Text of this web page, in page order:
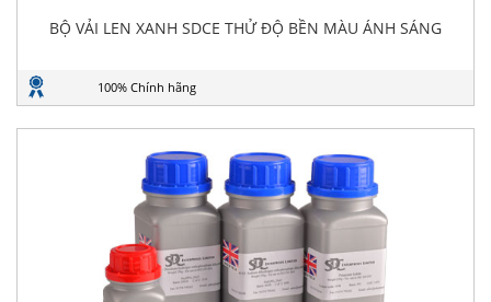
BỘ VẢI LEN XANH SDCE THỬ ĐỘ BỀN MÀU ÁNH SÁNG
100% Chính hãng